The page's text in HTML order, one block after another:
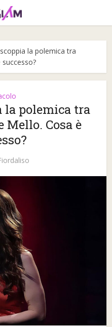
la polemica tra
la polemica tra
Mello. Cosa è